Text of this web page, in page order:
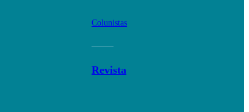
Colunistas
Revista